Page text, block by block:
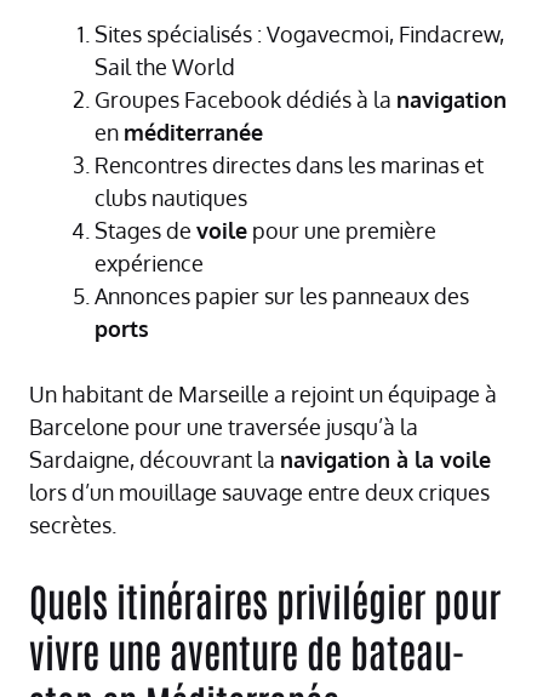
Sites spécialisés : Vogavecmoi, Findacrew,
Sail the World
Groupes Facebook dédiés à la navigation
en méditerranée
Rencontres directes dans les marinas et
clubs nautiques
Stages de voile pour une première
expérience
Annonces papier sur les panneaux des
ports
Un habitant de Marseille a rejoint un équipage à
Barcelone pour une traversée jusqu’à la
Sardaigne, découvrant la navigation à la voile
lors d’un mouillage sauvage entre deux criques
secrètes.
Quels itinéraires privilégier pour
vivre une aventure de bateau-